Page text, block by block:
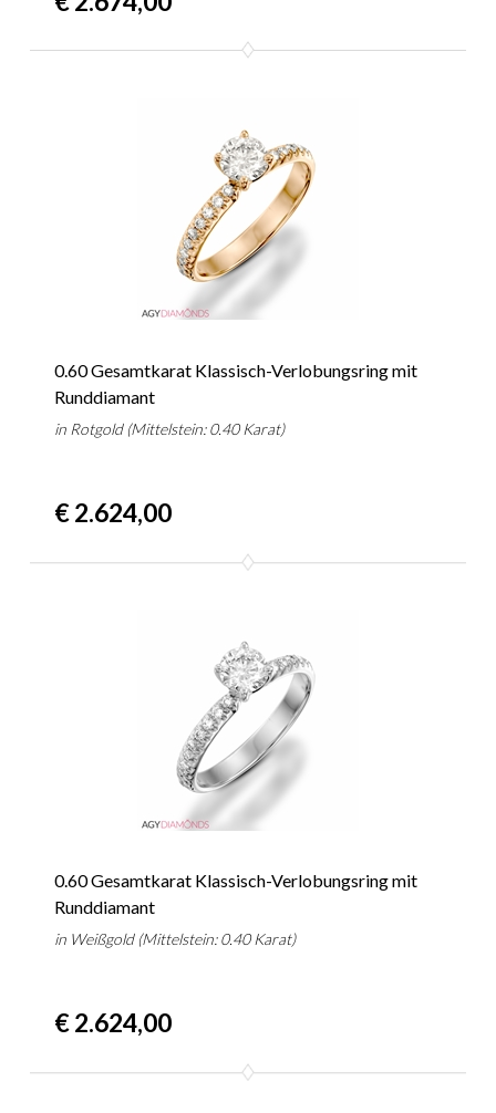
0.60 Gesamtkarat Klassisch-Verlobungsring mit
Runddiamant
in Rotgold (Mittelstein: 0.40 Karat)
€ 2.624,00
0.60 Gesamtkarat Klassisch-Verlobungsring mit
Runddiamant
in Weißgold (Mittelstein: 0.40 Karat)
€ 2.624,00